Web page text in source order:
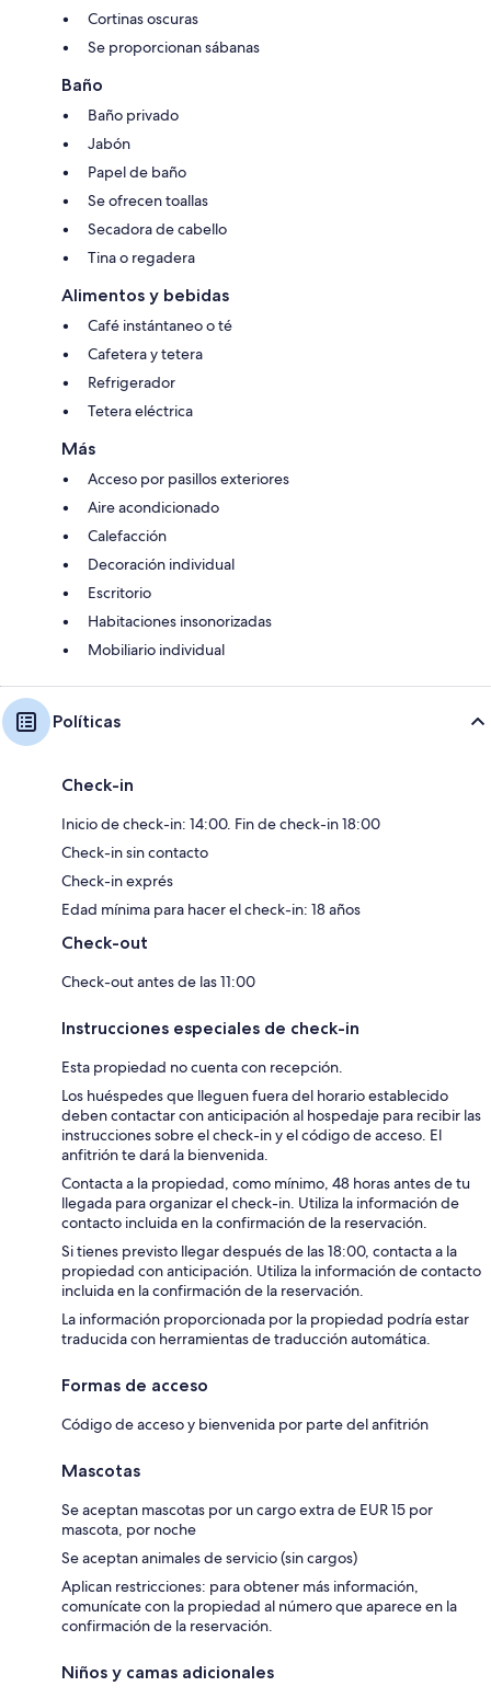
Cortinas oscuras
Se proporcionan sábanas
Baño
Baño privado
Jabón
Papel de baño
Se ofrecen toallas
Secadora de cabello
Tina o regadera
Alimentos y bebidas
Café instántaneo o té
Cafetera y tetera
Refrigerador
Tetera eléctrica
Más
Acceso por pasillos exteriores
Aire acondicionado
Calefacción
Decoración individual
Escritorio
Habitaciones insonorizadas
Mobiliario individual
Políticas
Check-in
Inicio de check-in: 14:00. Fin de check-in 18:00
Check-in sin contacto
Check-in exprés
Edad mínima para hacer el check-in: 18 años
Check-out
Check-out antes de las 11:00
Instrucciones especiales de check-in
Esta propiedad no cuenta con recepción.
Los huéspedes que lleguen fuera del horario establecido
deben contactar con anticipación al hospedaje para recibir las
instrucciones sobre el check-in y el código de acceso. El
anfitrión te dará la bienvenida.
Contacta a la propiedad, como mínimo, 48 horas antes de tu
llegada para organizar el check-in. Utiliza la información de
contacto incluida en la confirmación de la reservación.
Si tienes previsto llegar después de las 18:00, contacta a la
propiedad con anticipación. Utiliza la información de contacto
incluida en la confirmación de la reservación.
La información proporcionada por la propiedad podría estar
traducida con herramientas de traducción automática.
Formas de acceso
Código de acceso y bienvenida por parte del anfitrión
Mascotas
Se aceptan mascotas por un cargo extra de EUR 15 por
mascota, por noche
Se aceptan animales de servicio (sin cargos)
Aplican restricciones: para obtener más información,
comunícate con la propiedad al número que aparece en la
confirmación de la reservación.
Niños y camas adicionales